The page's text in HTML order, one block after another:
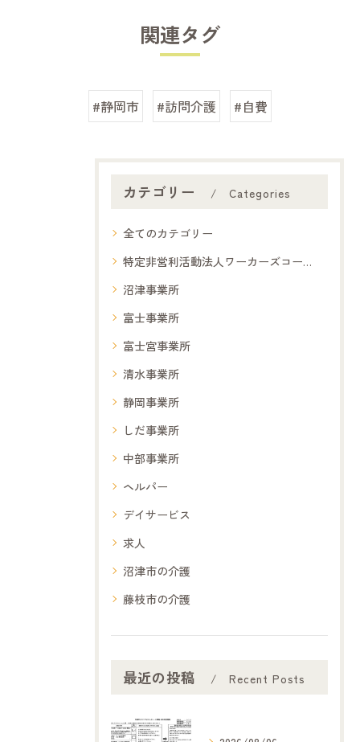
関連タグ
#静岡市 #訪問介護 #自費
カテゴリー Categories
全てのカテゴリー
特定非営利活動法人ワーカーズコープ夢コープ
沼津事業所
富士事業所
富士宮事業所
清水事業所
静岡事業所
しだ事業所
中部事業所
ヘルパー
デイサービス
求人
沼津市の介護
藤枝市の介護
最近の投稿 Recent Posts